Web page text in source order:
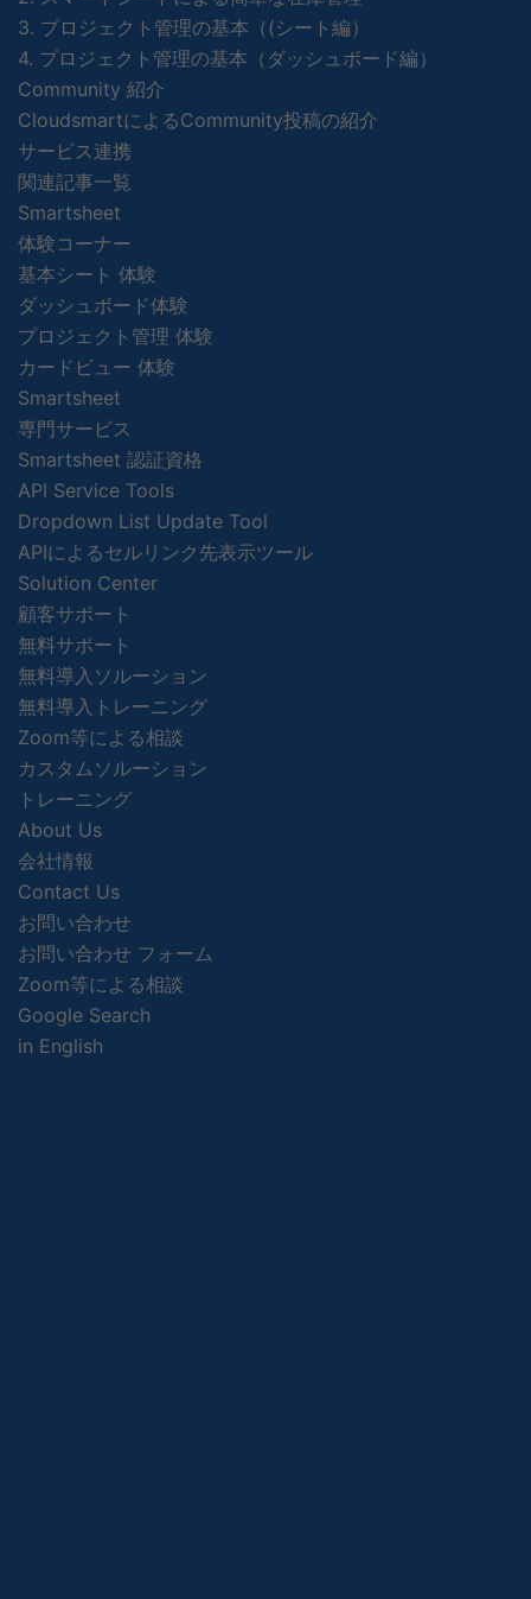
3. プロジェクト管理の基本（(シート編）
4. プロジェクト管理の基本（ダッシュボード編）
Community 紹介
CloudsmartによるCommunity投稿の紹介
サービス連携
関連記事一覧
Smartsheet
体験コーナー
基本シート 体験
ダッシュボード体験
プロジェクト管理 体験
カードビュー 体験
Smartsheet
専門サービス
Smartsheet 認証資格
API Service Tools
Dropdown List Update Tool
APIによるセルリンク先表示ツール
Solution Center
顧客サポート
無料サポート
無料導入ソルーション
無料導入トレーニング
Zoom等による相談
カスタムソルーション
トレーニング
About Us
会社情報
Contact Us
お問い合わせ
お問い合わせ フォーム
Zoom等による相談
Google Search
in English